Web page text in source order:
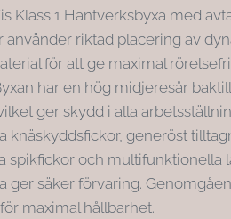
Klass 1 Hantverksbyxa med
använder riktad placering av
för att ge maximal
har en hög midjeresår
ger skydd i alla
knäskyddsfickor, generöst
spikfickor och multifunktionella
ger säker förvaring.
maximal hållbarhet.